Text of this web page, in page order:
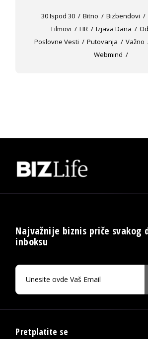
30 Ispod 30 Bitno Bizbendovi
Filmovi
HR Izjava Dana
Poslovne Vesti
Putovanja Važno
Webmind
Najvažnije biznis priče svakog
inboksu
Pretplatite se